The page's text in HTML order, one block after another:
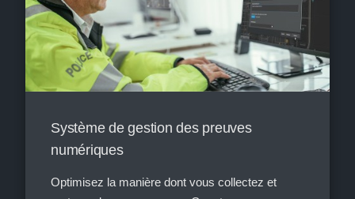
Système de gestion des preuves
numériques
Optimisez la manière dont vous collectez et